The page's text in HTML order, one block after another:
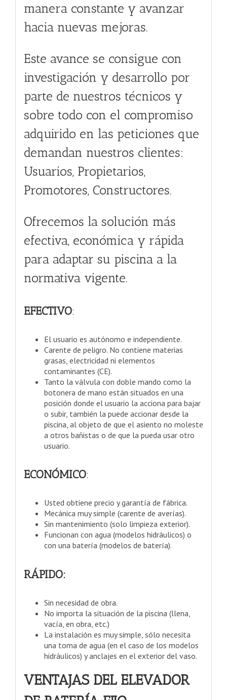
manera constante y avanzar
hacia nuevas mejoras.
Este avance se consigue con
investigación y desarrollo por
parte de nuestros técnicos y
sobre todo con el compromiso
adquirido en las peticiones que
demandan nuestros clientes:
Usuarios, Propietarios,
Promotores, Constructores.
Ofrecemos la solución más
efectiva, económica y rápida
para adaptar su piscina a la
normativa vigente.
EFECTIVO:
El usuario es autónomo e independiente.
Carente de peligro. No contiene materias
grasas, electricidad ni elementos
contaminantes (CE).
Tanto la válvula con doble mando como la
botonera de mano están situados en una
posición donde el usuario la acciona para bajar
o subir, también la puede accionar desde la
piscina, al objeto de que el asiento no moleste
a otros bañistas o de que la pueda usar otro
usuario.
ECONÓMICO:
Usted obtiene precio y garantía de fábrica.
Mecánica muy simple (carente de averías).
Sin mantenimiento (solo limpieza exterior).
Funcionan con agua (modelos hidráulicos) o
con una batería (modelos de batería).
RÁPIDO:
Sin necesidad de obra.
No importa la situación de la piscina (llena,
vacía, en obra, etc.)
La instalación es muy simple, sólo necesita
una toma de agua (en el caso de los modelos
hidráulicos) y anclajes en el exterior del vaso.
VENTAJAS DEL ELEVADOR